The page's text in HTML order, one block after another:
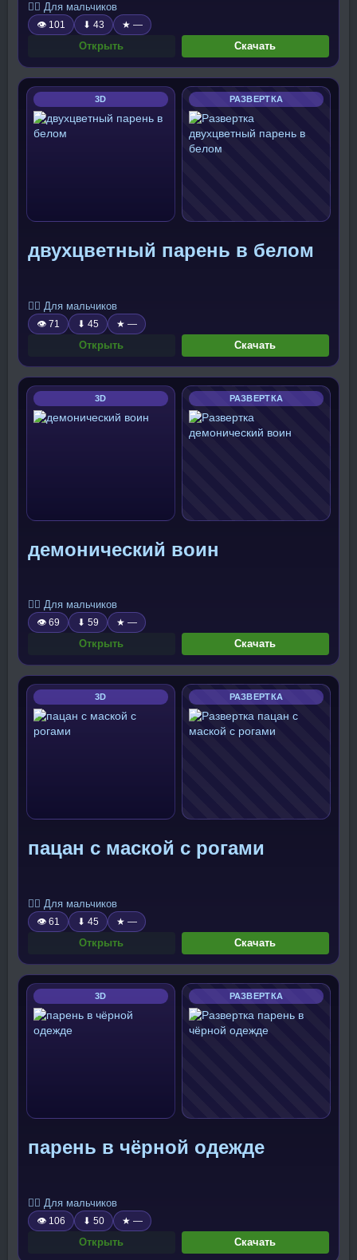
🧍‍♂️ Для мальчиков
👁 101 ⬇ 43 ★ —
Открыть Скачать
3D РАЗВЕРТКА
двухцветный парень в белом
🧍‍♂️ Для мальчиков
👁 71 ⬇ 45 ★ —
Открыть Скачать
3D РАЗВЕРТКА
демонический воин
🧍‍♂️ Для мальчиков
👁 69 ⬇ 59 ★ —
Открыть Скачать
3D РАЗВЕРТКА
пацан с маской с рогами
🧍‍♂️ Для мальчиков
👁 61 ⬇ 45 ★ —
Открыть Скачать
3D РАЗВЕРТКА
парень в чёрной одежде
🧍‍♂️ Для мальчиков
👁 106 ⬇ 50 ★ —
Открыть Скачать